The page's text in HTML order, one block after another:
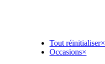
Tout réinitialiser×
Occasions×